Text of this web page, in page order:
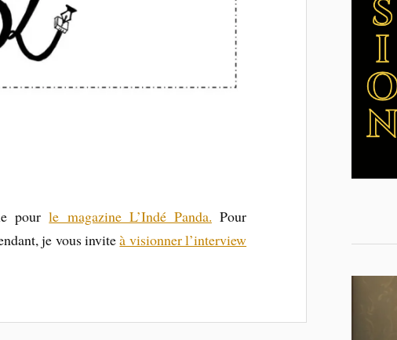
pourle magazine L’Indé Panda. Pour
je vous inviteà visionner l’interview